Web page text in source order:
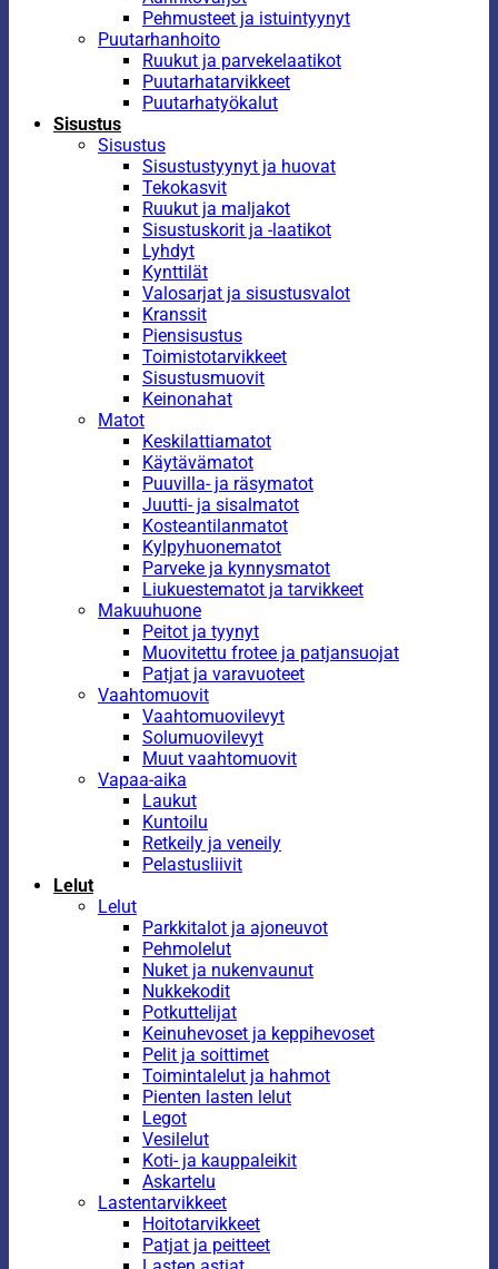
Pehmusteet ja istuintyynyt
Puutarhanhoito
Ruukut ja parvekelaatikot
Puutarhatarvikkeet
Puutarhatyökalut
Sisustus
Sisustus
Sisustustyynyt ja huovat
Tekokasvit
Ruukut ja maljakot
Sisustuskorit ja -laatikot
Lyhdyt
Kynttilät
Valosarjat ja sisustusvalot
Kranssit
Piensisustus
Toimistotarvikkeet
Sisustusmuovit
Keinonahat
Matot
Keskilattiamatot
Käytävämatot
Puuvilla- ja räsymatot
Juutti- ja sisalmatot
Kosteantilanmatot
Kylpyhuonematot
Parveke ja kynnysmatot
Liukuestematot ja tarvikkeet
Makuuhuone
Peitot ja tyynyt
Muovitettu frotee ja patjansuojat
Patjat ja varavuoteet
Vaahtomuovit
Vaahtomuovilevyt
Solumuovilevyt
Muut vaahtomuovit
Vapaa-aika
Laukut
Kuntoilu
Retkeily ja veneily
Pelastusliivit
Lelut
Lelut
Parkkitalot ja ajoneuvot
Pehmolelut
Nuket ja nukenvaunut
Nukkekodit
Potkuttelijat
Keinuhevoset ja keppihevoset
Pelit ja soittimet
Toimintalelut ja hahmot
Pienten lasten lelut
Legot
Vesilelut
Koti- ja kauppaleikit
Askartelu
Lastentarvikkeet
Hoitotarvikkeet
Patjat ja peitteet